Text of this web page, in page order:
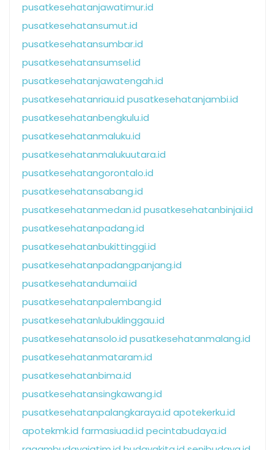
pusatkesehatanjawatimur.id
pusatkesehatansumut.id
pusatkesehatansumbar.id
pusatkesehatansumsel.id
pusatkesehatanjawatengah.id
pusatkesehatanriau.id pusatkesehatanjambi.id
pusatkesehatanbengkulu.id
pusatkesehatanmaluku.id
pusatkesehatanmalukuutara.id
pusatkesehatangorontalo.id
pusatkesehatansabang.id
pusatkesehatanmedan.id pusatkesehatanbinjai.id
pusatkesehatanpadang.id
pusatkesehatanbukittinggi.id
pusatkesehatanpadangpanjang.id
pusatkesehatandumai.id
pusatkesehatanpalembang.id
pusatkesehatanlubuklinggau.id
pusatkesehatansolo.id pusatkesehatanmalang.id
pusatkesehatanmataram.id
pusatkesehatanbima.id
pusatkesehatansingkawang.id
pusatkesehatanpalangkaraya.id apotekerku.id
apotekmk.id farmasiuad.id pecintabudaya.id